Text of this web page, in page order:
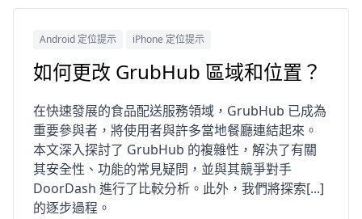
Android 定位提示 iPhone 定位提示
如何更改 GrubHub 區域和位置？
在快速發展的食品配送服務領域，GrubHub 已成為
重要參與者，將使用者與許多當地餐廳連結起來。
本文深入探討了 GrubHub 的複雜性，解決了有關
其安全性、功能的常見疑問，並與其競爭對手
DoorDash 進行了比較分析。此外，我們將探索[...]
的逐步過程。